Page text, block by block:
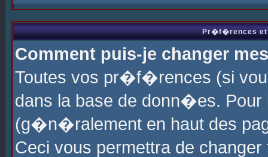
Pr�f�rences et
Comment puis-je changer
Toutes vos pr�f�rences (si
dans la base de donn�es.
(g�n�ralement en haut des
Ceci vous permettra de